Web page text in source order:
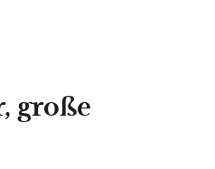
große